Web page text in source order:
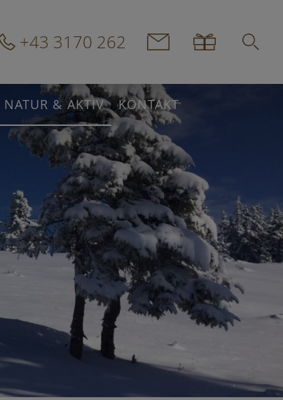
NATUR & AKTIV KONTAKT
+43 3170 262